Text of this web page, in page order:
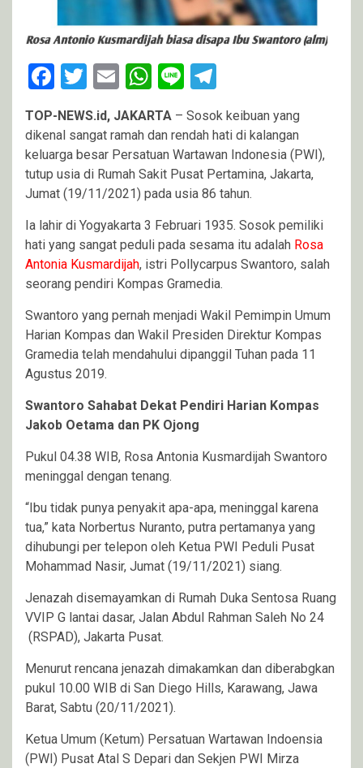
Facebook
Twitter
EmailWhatsApp
Line
TOP-NEWS.id, JAKARTA – Sosok keibuan yang
dikenal sangat ramah dan rendah hati di kalangan
keluarga besar Persatuan Wartawan Indonesia (PWI),
tutup usia di Rumah Sakit Pusat Pertamina, Jakarta,
Jumat (19/11/2021) pada usia 86 tahun.
Ia lahir di Yogyakarta 3 Februari 1935. Sosok pemiliki
hati yang sangat peduli pada sesama itu adalah Rosa
Antonia Kusmardijah, istri Pollycarpus Swantoro, salah
seorang pendiri Kompas Gramedia.
Swantoro yang pernah menjadi Wakil Pemimpin Umum
Harian Kompas dan Wakil Presiden Direktur Kompas
Gramedia telah mendahului dipanggil Tuhan pada 11
Agustus 2019.
Swantoro Sahabat Dekat Pendiri Harian Kompas
Jakob Oetama dan PK Ojong
Pukul 04.38 WIB, Rosa Antonia Kusmardijah Swantoro
meninggal dengan tenang.
“Ibu tidak punya penyakit apa-apa, meninggal karena
tua,” kata Norbertus Nuranto, putra pertamanya yang
dihubungi per telepon oleh Ketua PWI Peduli Pusat
Mohammad Nasir, Jumat (19/11/2021) siang.
Jenazah disemayamkan di Rumah Duka Sentosa Ruang
VVIP G lantai dasar, Jalan Abdul Rahman Saleh No 24
(RSPAD), Jakarta Pusat.
Menurut rencana jenazah dimakamkan dan diberabgkan
pukul 10.00 WIB di San Diego Hills, Karawang, Jawa
Barat, Sabtu (20/11/2021).
Ketua Umum (Ketum) Persatuan Wartawan Indoensia
(PWI) Pusat Atal S Depari dan Sekjen PWI Mirza